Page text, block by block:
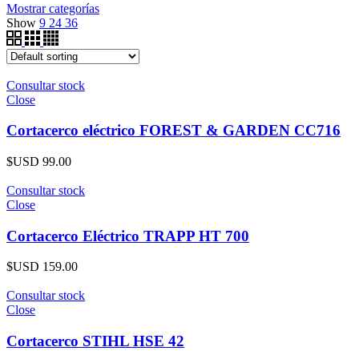
Mostrar categorías
Show 9 24 36
Consultar stock
Close
Cortacerco eléctrico FOREST & GARDEN CC716
$USD 99.00
Consultar stock
Close
Cortacerco Eléctrico TRAPP HT 700
$USD 159.00
Consultar stock
Close
Cortacerco STIHL HSE 42